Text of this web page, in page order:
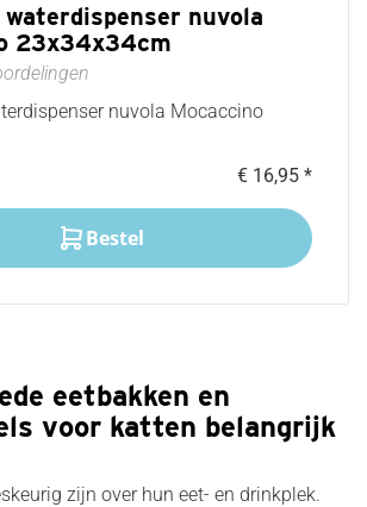
waterdispenser nuvola
23x34x34cm
nuvola Mocaccino
€ 16,95 *
Bestel
eetbakken en
voor katten belangrijk
zijn over hun eet- en drinkplek.